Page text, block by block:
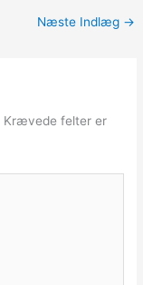
Næste Indlæg →
Krævede felter er